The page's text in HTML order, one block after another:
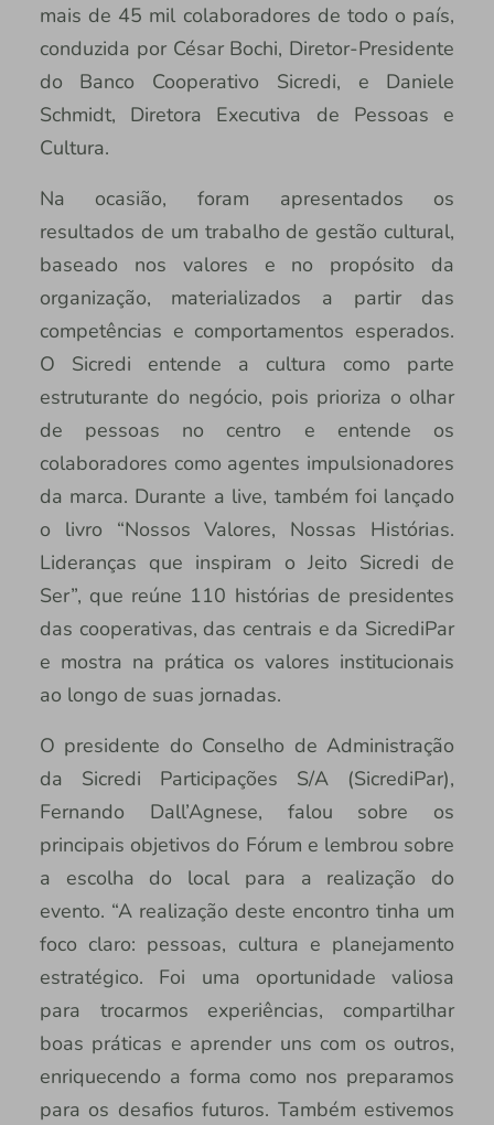
mais de 45 mil colaboradores de todo o país,
conduzida por César Bochi, Diretor-Presidente
do Banco Cooperativo Sicredi, e Daniele
Schmidt, Diretora Executiva de Pessoas e
Cultura.
Na ocasião, foram apresentados os
resultados de um trabalho de gestão cultural,
baseado nos valores e no propósito da
organização, materializados a partir das
competências e comportamentos esperados.
O Sicredi entende a cultura como parte
estruturante do negócio, pois prioriza o olhar
de pessoas no centro e entende os
colaboradores como agentes impulsionadores
da marca. Durante a live, também foi lançado
o livro “Nossos Valores, Nossas Histórias.
Lideranças que inspiram o Jeito Sicredi de
Ser”, que reúne 110 histórias de presidentes
das cooperativas, das centrais e da SicrediPar
e mostra na prática os valores institucionais
ao longo de suas jornadas.
O presidente do Conselho de Administração
da Sicredi Participações S/A (SicrediPar),
Fernando Dall’Agnese, falou sobre os
principais objetivos do Fórum e lembrou sobre
a escolha do local para a realização do
evento. “A realização deste encontro tinha um
foco claro: pessoas, cultura e planejamento
estratégico. Foi uma oportunidade valiosa
para trocarmos experiências, compartilhar
boas práticas e aprender uns com os outros,
enriquecendo a forma como nos preparamos
para os desafios futuros. Também estivemos